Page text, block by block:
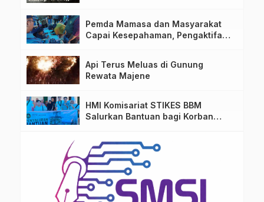
Pemda Mamasa dan Masyarakat
Capai Kesepahaman, Pengaktifan
Api Terus Meluas di Gunung
Rewata Majene
HMI Komisariat STIKES BBM
Salurkan Bantuan bagi Korban